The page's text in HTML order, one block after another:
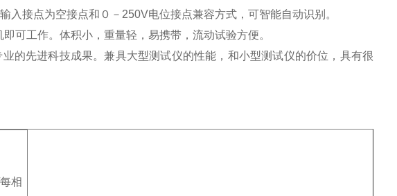
入接点为空接点和０－250V电位接点兼容方式，可智能自动识别。
可工作。体积小，重量轻，易携带，流动试验方便。
的先进科技成果。兼具大型测试仪的性能，和小型测试仪的价位，具有很
相